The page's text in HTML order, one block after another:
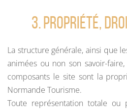
3. PROPRIÉTÉ,
La structure générale, ainsi que
animées ou non son savoir-
composants le site sont la
Normande Tourisme.
Toute représentation totale